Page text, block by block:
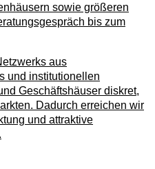
sowie größeren
bis zum
aus
und institutionellen
Geschäftshäuser diskret,
Dadurch erreichen wir
und attraktive